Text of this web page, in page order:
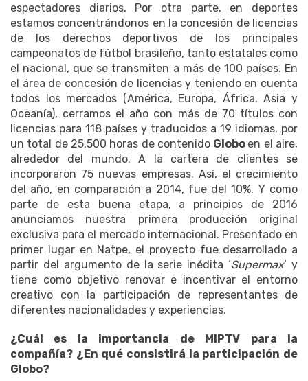
espectadores diarios. Por otra parte, en deportes
estamos concentrándonos en la concesión de licencias
de los derechos deportivos de los principales
campeonatos de fútbol brasileño, tanto estatales como
el nacional, que se transmiten a más de 100 países. En
el área de concesión de licencias y teniendo en cuenta
todos los mercados (América, Europa, África, Asia y
Oceanía), cerramos el año con más de 70 títulos con
licencias para 118 países y traducidos a 19 idiomas, por
un total de 25.500 horas de contenido Globo en el aire,
alrededor del mundo. A la cartera de clientes se
incorporaron 75 nuevas empresas. Así, el crecimiento
del año, en comparación a 2014, fue del 10%. Y como
parte de esta buena etapa, a principios de 2016
anunciamos nuestra primera producción original
exclusiva para el mercado internacional. Presentado en
primer lugar en Natpe, el proyecto fue desarrollado a
partir del argumento de la serie inédita ‘Supermax’ y
tiene como objetivo renovar e incentivar el entorno
creativo con la participación de representantes de
diferentes nacionalidades y experiencias.
¿Cuál es la importancia de MIPTV para la
compañía? ¿En qué consistirá la participación de
Globo?